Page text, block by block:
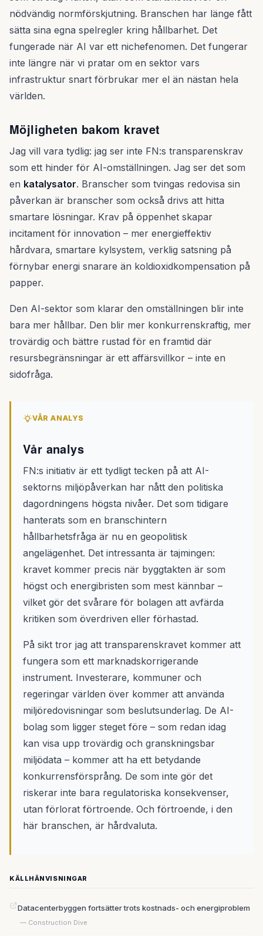
nödvändig normförskjutning. Branschen har länge fått
sätta sina egna spelregler kring hållbarhet. Det
fungerade när AI var ett nichefenomen. Det fungerar
inte längre när vi pratar om en sektor vars
infrastruktur snart förbrukar mer el än nästan hela
världen.
Möjligheten bakom kravet
Jag vill vara tydlig: jag ser inte FN:s transparenskrav
som ett hinder för AI-omställningen. Jag ser det som
en katalysator. Branscher som tvingas redovisa sin
påverkan är branscher som också drivs att hitta
smartare lösningar. Krav på öppenhet skapar
incitament för innovation – mer energieffektiv
hårdvara, smartare kylsystem, verklig satsning på
förnybar energi snarare än koldioxidkompensation på
papper.
Den AI-sektor som klarar den omställningen blir inte
bara mer hållbar. Den blir mer konkurrenskraftig, mer
trovärdig och bättre rustad för en framtid där
resursbegränsningar är ett affärsvillkor – inte en
sidofråga.
VÅR ANALYS
Vår analys
FN:s initiativ är ett tydligt tecken på att AI-
sektorns miljöpåverkan har nått den politiska
dagordningens högsta nivåer. Det som tidigare
hanterats som en branschintern
hållbarhetsfråga är nu en geopolitisk
angelägenhet. Det intressanta är tajmingen:
kravet kommer precis när byggtakten är som
högst och energibristen som mest kännbar –
vilket gör det svårare för bolagen att avfärda
kritiken som överdriven eller förhastad.
På sikt tror jag att transparenskravet kommer att
fungera som ett marknadskorrigerande
instrument. Investerare, kommuner och
regeringar världen över kommer att använda
miljöredovisningar som beslutsunderlag. De AI-
bolag som ligger steget före – som redan idag
kan visa upp trovärdig och granskningsbar
miljödata – kommer att ha ett betydande
konkurrensförsprång. De som inte gör det
riskerar inte bara regulatoriska konsekvenser,
utan förlorat förtroende. Och förtroende, i den
här branschen, är hårdvaluta.
KÄLLHÄNVISNINGAR
Datacenterbyggen fortsätter trots kostnads- och energiproblem
— Construction Dive